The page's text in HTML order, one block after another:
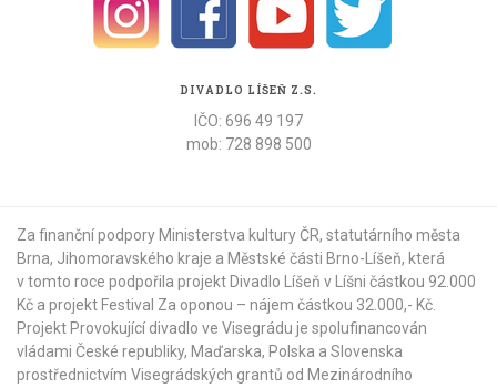
DIVADLO LÍŠEŇ Z.S.
IČO: 696 49 197
mob: 728 898 500
Za finanční podpory Ministerstva kultury ČR, statutárního města
Brna, Jihomoravského kraje a Městské části Brno-Líšeň, která
v tomto roce podpořila projekt Divadlo Líšeň v Líšni částkou 92.000
Kč a projekt Festival Za oponou – nájem částkou 32.000,- Kč.
Projekt Provokující divadlo ve Visegrádu je spolufinancován
vládami České republiky, Maďarska, Polska a Slovenska
prostřednictvím Visegrádských grantů od Mezinárodního